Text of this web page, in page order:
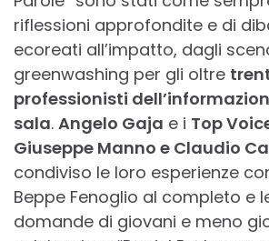
riflessioni approfondite e di
ecoreati all’impatto, dagli
greenwashing per gli oltre
professionisti
sala. Angelo Gaja e i Top
Giuseppe Manno e Claudio
condiviso le loro esperienze
Beppe Fenoglio al completo e
domande di giovani e meno